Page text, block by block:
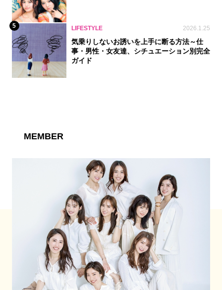
5 LIFESTYLE 2026.1.25
気乗りしないお誘いを上手に断る方法～仕
事・男性・女友達、シチュエーション別完全
ガイド
MEMBER